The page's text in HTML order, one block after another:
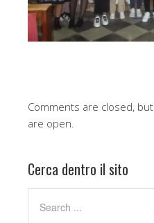
Comments are closed, but
are open.
Cerca dentro il sito